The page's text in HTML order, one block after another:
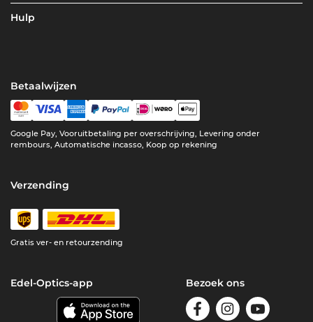
Hulp
Betaalwijzen
Google Pay, Vooruitbetaling per overschrijving, Levering onder
rembours, Automatische incasso, Koop op rekening
Verzending
Gratis ver- en retourzending
Edel-Optics-app Bezoek ons